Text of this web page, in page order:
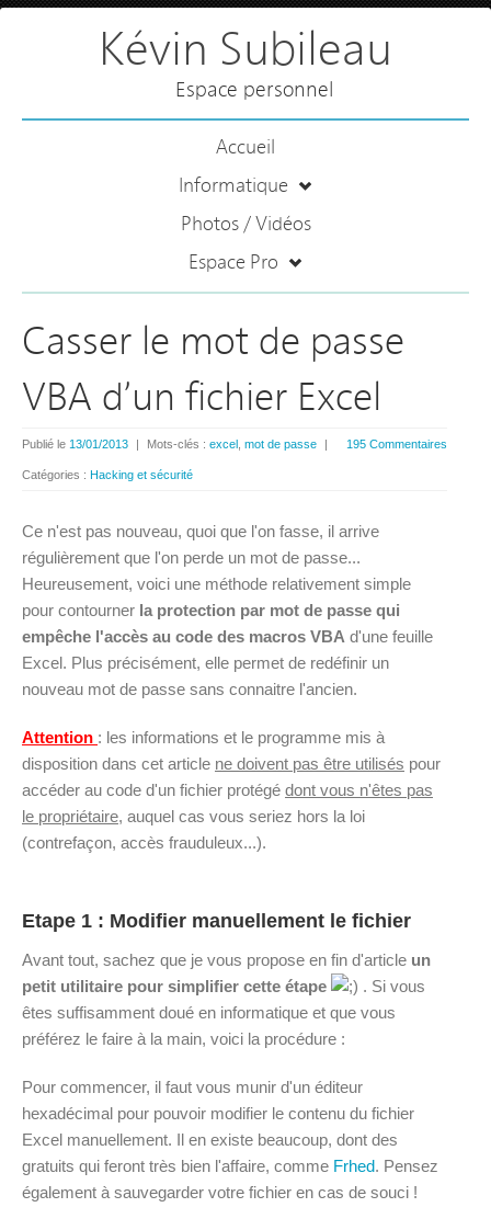
Kévin Subileau
Espace personnel
Accueil
Informatique
Photos / Vidéos
Espace Pro
Casser le mot de passe
VBA d’un fichier Excel
195 Commentaires
Publié le 13/01/2013 | Mots-clés : excel mot de passe |
Catégories : Hacking et sécurité
Ce n'est pas nouveau, quoi que l'on fasse, il arrive
régulièrement que l'on perde un mot de passe...
Heureusement, voici une méthode relativement simple
pour contourner la protection par mot de passe qui
empêche l'accès au code des macros VBA d'une feuille
Excel. Plus précisément, elle permet de redéfinir un
nouveau mot de passe sans connaitre l'ancien.
Attention : les informations et le programme mis à
disposition dans cet article ne doivent pas être utilisés pour
accéder au code d'un fichier protégé dont vous n'êtes pas
le propriétaire, auquel cas vous seriez hors la loi
(contrefaçon, accès frauduleux...).
Etape 1 : Modifier manuellement le fichier
Avant tout, sachez que je vous propose en fin d'article un
petit utilitaire pour simplifier cette étape
. Si vous
êtes suffisamment doué en informatique et que vous
préférez le faire à la main, voici la procédure :
Pour commencer, il faut vous munir d'un éditeur
hexadécimal pour pouvoir modifier le contenu du fichier
Excel manuellement. Il en existe beaucoup, dont des
gratuits qui feront très bien l'affaire, comme Frhed. Pensez
également à sauvegarder votre fichier en cas de souci !